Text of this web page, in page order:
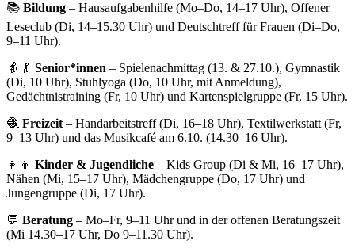
📚 Bildung – Hausaufgabenhilfe (Mo–Do, 14–17 Uhr), Offener
Leseclub (Di, 14–15.30 Uhr) und Deutschtreff für Frauen (Di–Do,
9–11 Uhr).
👵👴 Senior*innen – Spielenachmittag (13. & 27.10.), Gymnastik
(Di, 10 Uhr), Stuhlyoga (Do, 10 Uhr, mit Anmeldung),
Gedächtnistraining (Fr, 10 Uhr) und Kartenspielgruppe (Fr, 15 Uhr).
🧶 Freizeit – Handarbeitstreff (Di, 16–18 Uhr), Textilwerkstatt (Fr,
9–13 Uhr) und das Musikcafé am 6.10. (14.30–16 Uhr).
👧👦 Kinder & Jugendliche – Kids Group (Di & Mi, 16–17 Uhr),
Nähen (Mi, 15–17 Uhr), Mädchengruppe (Do, 17 Uhr) und
Jungengruppe (Di, 17 Uhr).
💬 Beratung – Mo–Fr, 9–11 Uhr und in der offenen Beratungszeit
(Mi 14.30–17 Uhr, Do 9–11.30 Uhr).